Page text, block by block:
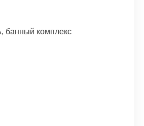
банный комплекс